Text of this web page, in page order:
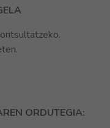
ORDUTEGIA: